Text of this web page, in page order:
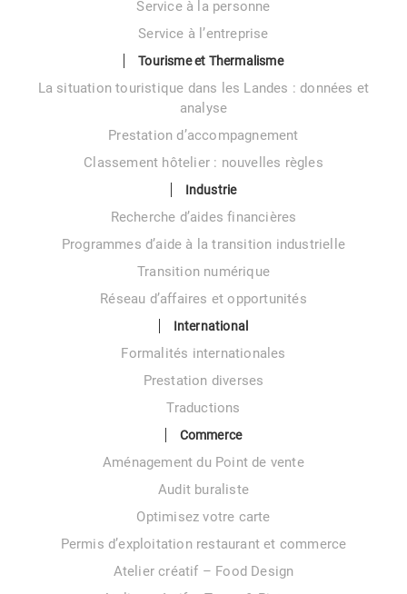
Service à la personne
Service à l’entreprise
Tourisme et Thermalisme
La situation touristique dans les Landes : données et
analyse
Prestation d’accompagnement
Classement hôtelier : nouvelles règles
Industrie
Recherche d’aides financières
Programmes d’aide à la transition industrielle
Transition numérique
Réseau d’affaires et opportunités
International
Formalités internationales
Prestation diverses
Traductions
Commerce
Aménagement du Point de vente
Audit buraliste
Optimisez votre carte
Permis d’exploitation restaurant et commerce
Atelier créatif – Food Design